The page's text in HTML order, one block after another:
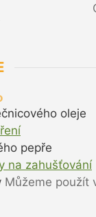
oleje
pepře
na zahušťování
Můžeme použít